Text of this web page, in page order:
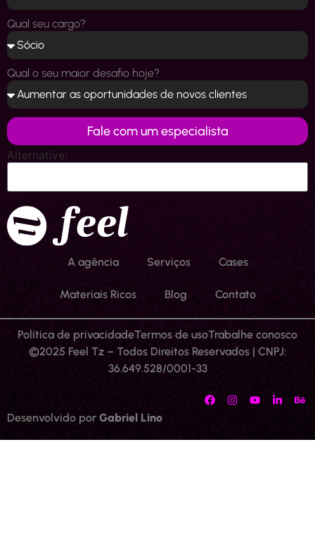
Qual seu cargo?
Qual o seu maior desafio hoje?
Fale com um especialista
Alternative:
A agência Serviços Cases
Materiais Ricos Blog Contato
Política de privacidadeTermos de usoTrabalhe conosco
©2025 Feel Tz – Todos Direitos Reservados | CNPJ:
36.649.528/0001-33
Desenvolvido por Gabriel Lino